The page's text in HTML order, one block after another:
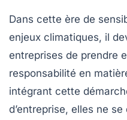
Dans cette ère de
enjeux climatiques, il
entreprises de prendre
responsabilité en
intégrant cette
d’entreprise, elles ne